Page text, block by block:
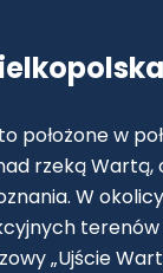
położone w
rzeką Wartą,
W
terenów
„Ujście